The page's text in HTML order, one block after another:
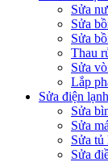
Sửa
Sửa
Sửa
Thau
Sửa
Lắp
Sửa điện lạnh
Sửa
Sửa
Sửa tủ
Sửa